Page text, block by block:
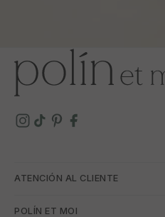
ATENCIÓN AL CLIENTE
POLÍN ET MOI